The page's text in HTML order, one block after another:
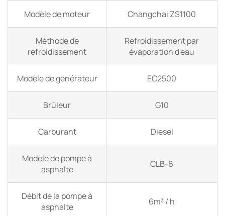
Modèle de moteur Changchai ZS1100
Méthode de
refroidissement
Refroidissement par
évaporation d'eau
Modèle de générateur EC2500
Brûleur G10
Carburant Diesel
Modèle de pompe à
asphalte
CLB-6
Débit de la pompe à
asphalte
6m³ / h